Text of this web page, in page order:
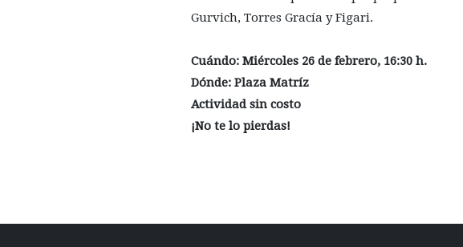
Gurvich, Torres Gracía y Figari.
Cuándo: Miércoles 26 de febrero, 16:30 h.
Dónde: Plaza Matríz
Actividad sin costo
¡No te lo pierdas!